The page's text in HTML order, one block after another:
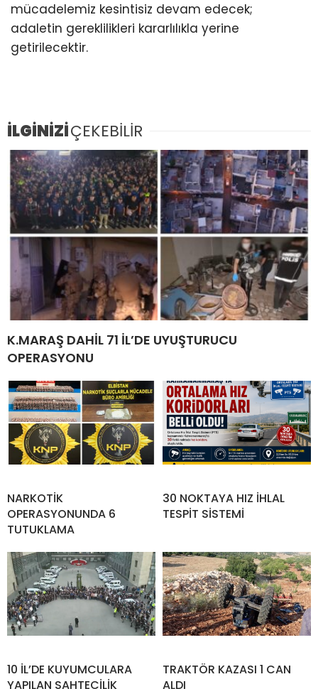
mücadelemiz kesintisiz devam edecek;
adaletin gereklilikleri kararlılıkla yerine
getirilecektir.
İLGİNİZİÇEKEBİLİR
K.MARAŞ DAHİL 71 İL’DE UYUŞTURUCU
OPERASYONU
NARKOTİK
OPERASYONUNDA 6
TUTUKLAMA
30 NOKTAYA HIZ İHLAL
TESPİT SİSTEMİ
10 İL’DE KUYUMCULARA
YAPILAN SAHTECİLİK
TRAKTÖR KAZASI 1 CAN
ALDI